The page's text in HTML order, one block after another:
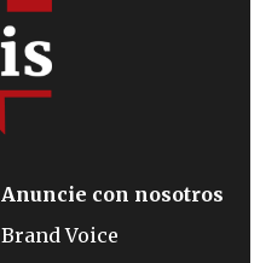
Anuncie con nosotros
Brand Voice